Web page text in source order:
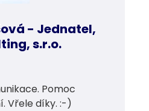
- Jednatel,
s.r.o.
Pomoc
Vřele díky. :-)